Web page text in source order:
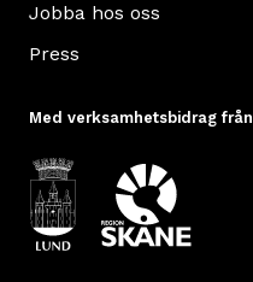
Jobba hos oss
Press
Med verksamhetsbidrag från